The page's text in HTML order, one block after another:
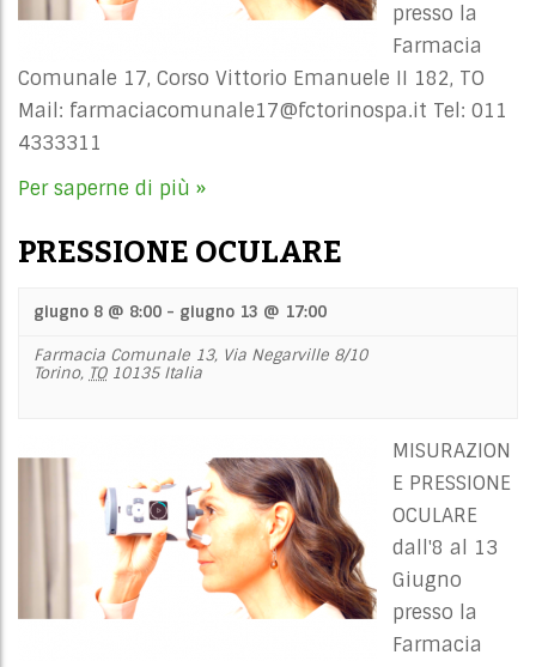
presso la
Farmacia
Comunale 17, Corso Vittorio Emanuele II 182, TO
Mail: farmaciacomunale17@fctorinospa.it Tel: 011
4333311
Per saperne di più »
PRESSIONE OCULARE
giugno 8 @ 8:00 - giugno 13 @ 17:00
Farmacia Comunale 13, Via Negarville 8/10
Torino, TO 10135 Italia
MISURAZION
E PRESSIONE
OCULARE
dall'8 al 13
Giugno
presso la
Farmacia